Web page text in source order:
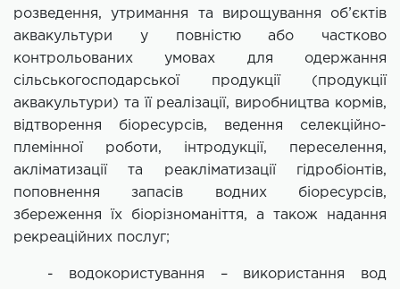
розведення, утримання та вирощування об’єктів
аквакультури у повністю або частково
контрольованих умовах для одержання
сільськогосподарської продукції (продукції
аквакультури) та її реалізації, виробництва кормів,
відтворення біоресурсів, ведення селекційно-
племінної роботи, інтродукції, переселення,
акліматизації та реакліматизації гідробіонтів,
поповнення запасів водних біоресурсів,
збереження їх біорізноманіття, а також надання
рекреаційних послуг;
- водокористування – використання вод